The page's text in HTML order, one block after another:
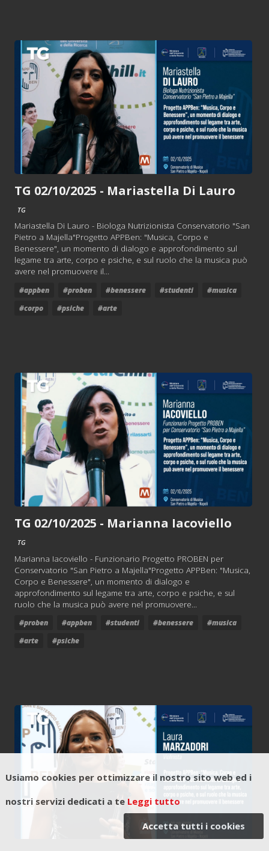
Usiamo cookies per ottimizzare il nostro sito web ed i
nostri servizi dedicati a te Leggi tutto
Accetta tutti i cookies
TG 02/10/2025 - Mariastella Di Lauro
TG
Mariastella Di Lauro - Biologa Nutrizionista Conservatorio "San
Pietro a Majella"Progetto APPBen: "Musica, Corpo e
Benessere", un momento di dialogo e approfondimento sul
legame tra arte, corpo e psiche, e sul ruolo che la musica può
avere nel promuovere il...
#appben #proben #benessere #studenti
#musica
#corpo
#psiche #arte
TG 02/10/2025 - Marianna Iacoviello
TG
Marianna Iacoviello - Funzionario Progetto PROBEN per
Conservatorio "San Pietro a Majella"Progetto APPBen: "Musica,
Corpo e Benessere", un momento di dialogo e
approfondimento sul legame tra arte, corpo e psiche, e sul
ruolo che la musica può avere nel promuovere...
#proben #appben #studenti #benessere
#musica
#arte
#psiche